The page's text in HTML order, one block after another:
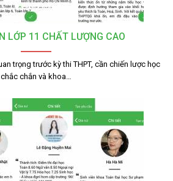
LỚP 11 CHẤT LƯỢNG CAO
trọng trước kỳ thi THPT, cần chiến lược học
chắc chắn và khoa…